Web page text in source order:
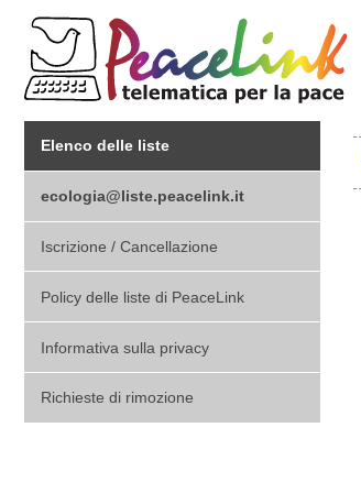
Elenco delle liste
ecologia@liste.peacelink.it
Iscrizione / Cancellazione
Policy delle liste di PeaceLink
Informativa sulla privacy
Richieste di rimozione